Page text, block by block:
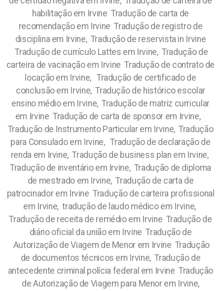
habilitação em Irvine Tradução de carta de
recomendação em Irvine Tradução de registro de
disciplina em Irvine, Tradução de reservista in Irvine
Tradução de currículo Lattes em Irvine, Tradução de
carteira de vacinação em Irvine Tradução de contrato de
locação em Irvine, Tradução de certificado de
conclusão em Irvine, Tradução de histórico escolar
ensino médio em Irvine, Tradução de matriz curricular
em Irvine Tradução de carta de sponsor em Irvine,
Tradução de Instrumento Particular em Irvine, Tradução
para Consulado em Irvine, Tradução de declaração de
renda em Irvine, Tradução de business plan em Irvine,
Tradução de inventário em Irvine, Tradução de diploma
de mestrado em Irvine, Tradução de carta de
patrocinador em Irvine Tradução de carteira profissional
em Irvine, tradução de laudo médico em Irvine,
Tradução de receita de remédio em Irvine Tradução de
diário oficial da união em Irvine Tradução de
Autorização de Viagem de Menor em Irvine Tradução
de documentos técnicos em Irvine, Tradução de
antecedente criminal polícia federal em Irvine Tradução
de Autorização de Viagem para Menor em Irvine,